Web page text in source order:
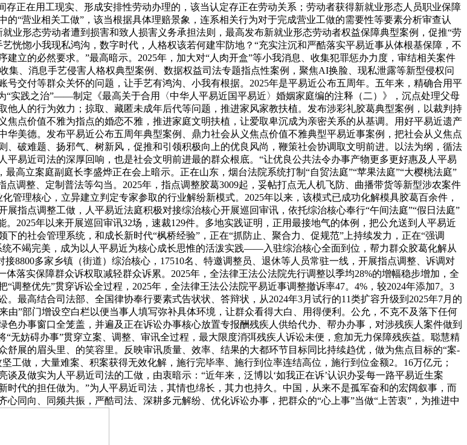
正在用工现实、形成安排性劳动办理的，该当认定存正在劳动关系；劳动者获得新就业形态人员职业保障
“营业相关工做”，该当根据具体理赔景象，连系相关行为对于完成营业工做的需要性等要素分析审查认
形态劳动者遭到损害和致人损害义务承担法则，最高发布新就业形态劳动者权益保障典型案例，促推“劳
恍惚小我现私鸿沟，数字时代，人格权该若何建牢防地？“充实注沉和严酷落实平易近事从体根基保障，不
立的必然要求。”最高暗示。2025年，加大对“人肉开盒”等小我消息、收集犯罪惩办力度，审结相关案件
集、消息手艺侵害人格权典型案例、数据权益司法专题指点性案例，聚焦AI换脸、现私泄露等新型侵权问
交付等群众关怀的问题，让手艺有鸿沟、小我有根据。2025年是平易近公布五周年。五年来，精确合用平
“实践之治”——制定《最高关于合用〈中华人平易近国平易近〉婚姻家庭编的注释（二）》，沉点处理父母
人的行为效力；掠取、藏匿未成年后代等问题，推进家风家教扶植。发布涉彩礼胶葛典型案例，以裁判持
点价值不雅为指点的婚恋不雅，推进家庭文明扶植，让爱取卑沉成为亲密关系的从基调。用好平易近遗产
美德。发布平易近公布五周年典型案例、鼎力社会从义焦点价值不雅典型平易近事案例，把社会从义焦点
破难题、扬邪气、树新风，促推和引领积极向上的优良风尚，鞭策社会协调取文明前进。以法为纲，循法
易近司法的深厚回响，也是社会文明前进最的群众根底。“让优良公共法令办事产物更多更好惠及人平易
高立案庭副庭长李盛烨正在会上暗示。正在山东，烟台法院系统打制“自贸法庭”“苹果法庭”“大樱桃法庭”
调整、定制普法等勾当。2025年，指点调整胶葛3009起，妥帖打点无人机飞防、曲播带货等新型涉农案件
管理核心，立异建立判定专家参取的行业解纷新模式。2025年以来，该模式已成功化解模具胶葛百余件，
指点调整工做，人平易近法庭积极对接综治核心开展巡回审讯，依托综治核心奉行“午间法庭”“假日法庭”
2025年以来开展巡回审讯32场，速裁129件。多地实践证明，正用最接地气的体例，把公允送到人平易近
的社会管理系统，和成长新时代“枫桥经验”，正在“抓防止、聚合力、促规范”上持续发力，正在“强调
不竭完美，成为以人平易近为核心成长思惟的活泼实践——入驻综治核心全面到位，帮力群众胶葛化解从
8800多家乡镇（街道）综治核心，17510名、特邀调整员、退休等人员常驻一线，开展指点调整、诉调对
落实保障群众诉权取减轻群众诉累。2025年，全法律王法公法院先行调整以季均28%的增幅稳步增加，全
整优先”贯穿诉讼全过程，2025年，全法律王法公法院平易近事调整撤诉率47。4%，较2024年添加7。3
最高结合司法部、全国律协奉行要素式告状状、答辩状，从2024年3月试行的11类扩容升级到2025年7月的
由”部门增设空白栏以便当事人填写弥补具体环境，让群众看得大白、用得便利。公允，不克不及落下任何
办事窗口全笼盖，并遍及正在诉讼办事核心放置专报酬残疾人供给代办、帮办办事，对涉残疾人案件做到
无妨碍办事”贯穿立案、调整、审讯全过程，最大限度消弭残疾人诉讼未便，愈加无力保障残疾益。聪慧精
展的眉头里、的笑容里。反映审讯质量、效率、结果的大都环节目标同比持续趋优，做为焦点目标的“案-
工做，大量难案、积案获得无效化解，施行完毕率、施行到位率连结高位，施行到位金额2。16万亿元；
及做实为人平易近司法的工做，由衷暗示：“近年来，泛博以‘如我正在诉’认识办妥每一路平易近生案
代的担任做为。”为人平易近司法，其情也绵长，其力也持久。中国，从来不是孤军奋和的宏阔叙事，而
同向、同频共振，严酷司法、深耕多元解纷、优化诉讼办事，把群众的“心上事”当做“上苦衷”，为推进中